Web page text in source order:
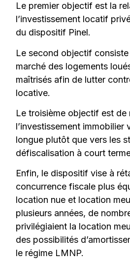
Le premier objectif est la
l’investissement locatif
du dispositif Pinel.
Le second objectif
marché des logements
maîtrisés afin de lutter
locative.
Le troisième objectif est de
l’investissement immobilier
longue plutôt que vers les
défiscalisation à court
Enfin, le dispositif vise à
concurrence fiscale plus
location nue et location
plusieurs années, de
privilégiaient la location
des possibilités
le régime LMNP.